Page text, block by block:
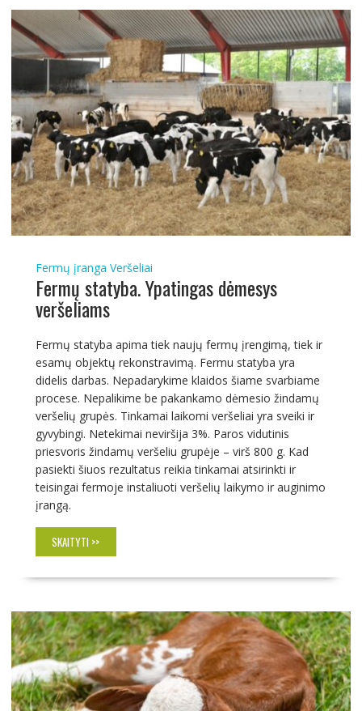
Fermų įranga Veršeliai
Fermų statyba. Ypatingas dėmesys
veršeliams
Fermų statyba apima tiek naujų fermų įrengimą, tiek ir
esamų objektų rekonstravimą. Fermu statyba yra
didelis darbas. Nepadarykime klaidos šiame svarbiame
procese. Nepalikime be pakankamo dėmesio žindamų
veršelių grupės. Tinkamai laikomi veršeliai yra sveiki ir
gyvybingi. Netekimai neviršija 3%. Paros vidutinis
priesvoris žindamų veršeliu grupėje – virš 800 g. Kad
pasiekti šiuos rezultatus reikia tinkamai atsirinkti ir
teisingai fermoje instaliuoti veršelių laikymo ir auginimo
įrangą.
SKAITYTI >>